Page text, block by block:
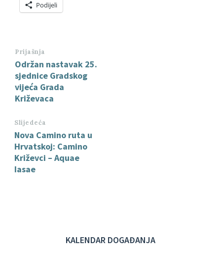
Podijeli
Prijašnja
Održan nastavak 25.
sjednice Gradskog
vijeća Grada
Križevaca
Slijedeća
Nova Camino ruta u
Hrvatskoj: Camino
Križevci – Aquae
Iasae
KALENDAR DOGAĐANJA